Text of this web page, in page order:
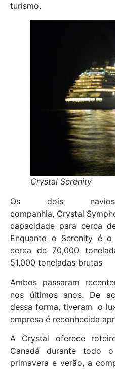
turismo.
Crystal Serenity
Os dois
companhia, Crystal
capacidade para cerca
Enquanto o Serenity é
cerca de 70,000
51,000 toneladas brutas
Ambos passaram
nos últimos anos. De
dessa forma, tiveram o
empresa é reconhecida
A Crystal oferece
Canadá durante todo
primavera e verão, a